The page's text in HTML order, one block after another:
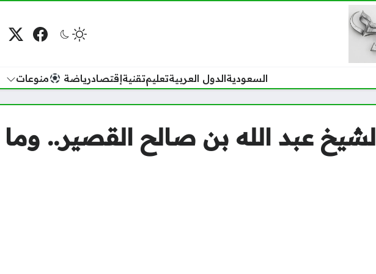
فيسبوك
السعوديةالدول العربيةتعليمتقنيةإقتصادرياضة منوعات
عبد الله بن صالح القصير..